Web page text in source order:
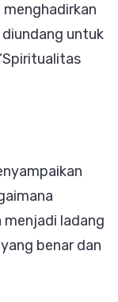
untuk
menjadi ladang
benar dan